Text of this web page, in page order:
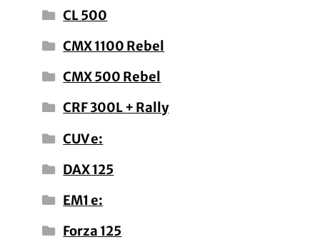
CL 500
CMX 1100 Rebel
CMX 500 Rebel
CRF 300L + Rally
CUV e:
DAX 125
EM1 e:
Forza 125